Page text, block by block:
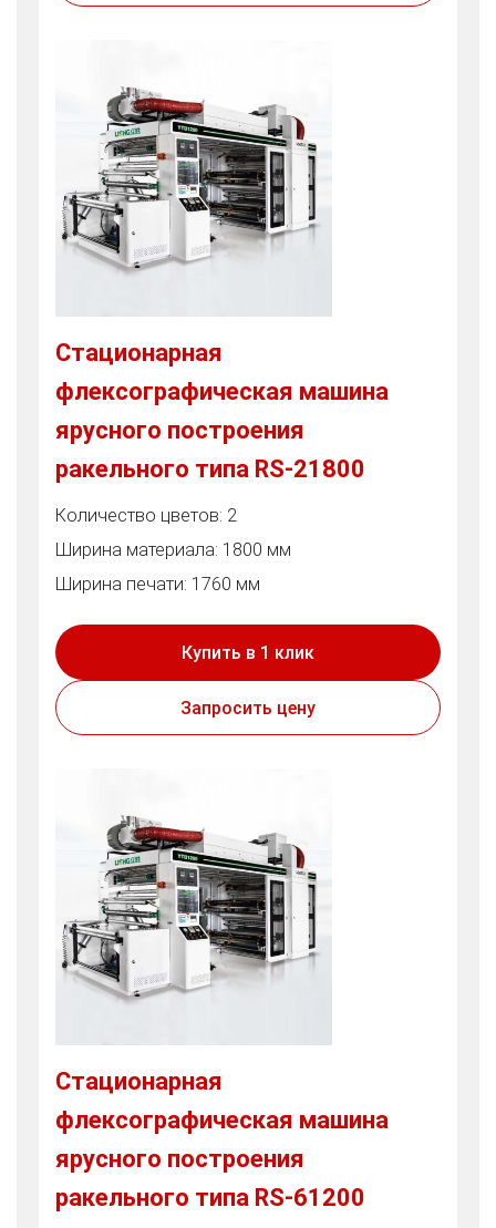
Стационарная
флексографическая машина
ярусного построения
ракельного типа RS-21800
Количество цветов: 2
Ширина материала: 1800 мм
Ширина печати: 1760 мм
Купить в 1 клик
Запросить цену
Стационарная
флексографическая машина
ярусного построения
ракельного типа RS-61200